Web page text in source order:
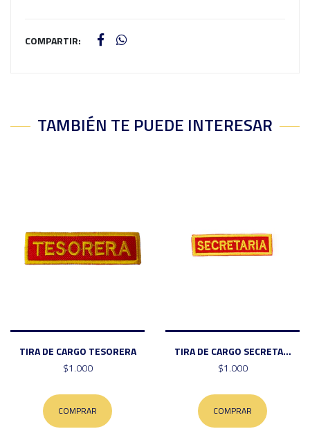
COMPARTIR:
TAMBIÉN TE PUEDE INTERESAR
TIRA DE CARGO TESORERA
$1.000
COMPRAR
TIRA DE CARGO SECRETA...
$1.000
COMPRAR